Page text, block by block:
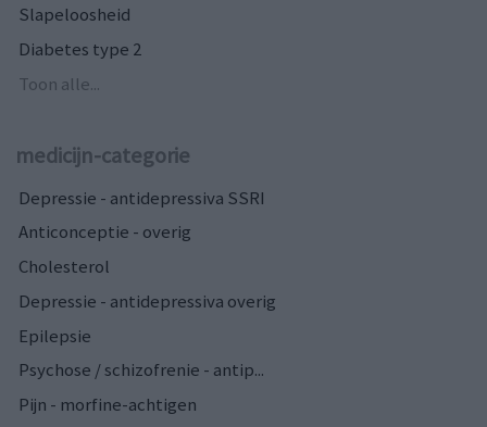
Slapeloosheid
Diabetes type 2
Toon alle...
medicijn-categorie
Depressie - antidepressiva SSRI
Anticonceptie - overig
Cholesterol
Depressie - antidepressiva overig
Epilepsie
Psychose / schizofrenie - antip...
Pijn - morfine-achtigen